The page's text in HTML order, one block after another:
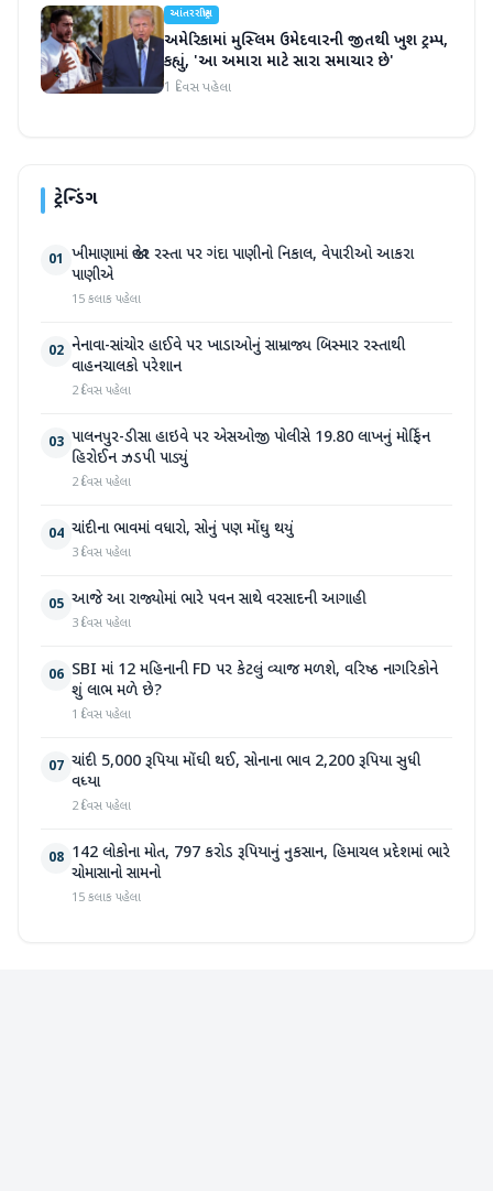
આંતરરાષ્ટ્રીય
અમેરિકામાં મુસ્લિમ ઉમેદવારની જીતથી ખુશ ટ્રમ્પ,
કહ્યું, 'આ અમારા માટે સારા સમાચાર છે'
1 દિવસ પહેલા
ટ્રેન્ડિંગ
01 ખીમાણામાં જાહેર રસ્તા પર ગંદા પાણીનો નિકાલ, વેપારીઓ આકરા
પાણીએ
15 કલાક પહેલા
02 નેનાવા-સાંચોર હાઈવે પર ખાડાઓનું સામ્રાજ્ય બિસ્માર રસ્તાથી
વાહનચાલકો પરેશાન
2 દિવસ પહેલા
03 પાલનપુર-ડીસા હાઇવે પર એસઓજી પોલીસે 19.80 લાખનું મોર્ફિન
હિરોઈન ઝડપી પાડ્યું
2 દિવસ પહેલા
04 ચાંદીના ભાવમાં વધારો, સોનું પણ મોંઘુ થયું
3 દિવસ પહેલા
05 આજે આ રાજ્યોમાં ભારે પવન સાથે વરસાદની આગાહી
3 દિવસ પહેલા
06 SBI માં 12 મહિનાની FD પર કેટલું વ્યાજ મળશે, વરિષ્ઠ નાગરિકોને
શું લાભ મળે છે?
1 દિવસ પહેલા
07 ચાંદી 5,000 રૂપિયા મોંઘી થઈ, સોનાના ભાવ 2,200 રૂપિયા સુધી
વધ્યા
2 દિવસ પહેલા
08 142 લોકોના મોત, 797 કરોડ રૂપિયાનું નુકસાન, હિમાચલ પ્રદેશમાં ભારે
ચોમાસાનો સામનો
15 કલાક પહેલા